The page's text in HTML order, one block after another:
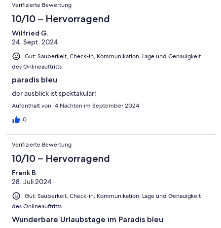
Verifizierte Bewertung
10/10 – Hervorragend
Wilfried G.
24. Sept. 2024
Gut: Sauberkeit, Check-in, Kommunikation, Lage und Genauigkeit
des Onlineauftritts
paradis bleu
der ausblick ist spektakulär!
Aufenthalt von 14 Nächten im September 2024
0
Verifizierte Bewertung
10/10 – Hervorragend
Frank B.
28. Juli 2024
Gut: Sauberkeit, Check-in, Kommunikation, Lage und Genauigkeit
des Onlineauftritts
Wunderbare Urlaubstage im Paradis bleu